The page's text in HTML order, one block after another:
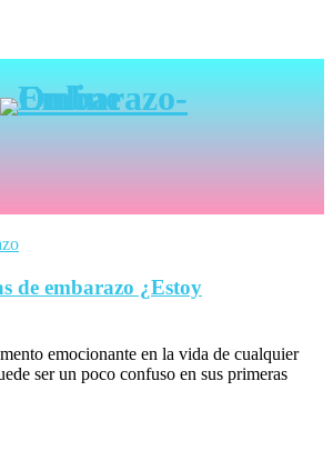
de embarazo ¿Estoy
emocionante en la vida de cualquier
ser un poco confuso en sus primeras